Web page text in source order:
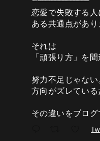
恋愛で失敗する人
ある共通点があり
それは
「頑張り方」を
努力不足じゃない
方向がズレている
その違いをブロ